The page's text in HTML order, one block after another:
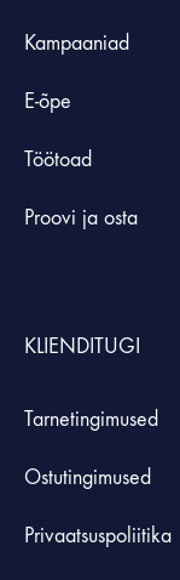
Kampaaniad
E-õpe
Töötoad
Proovi ja osta
KLIENDITUGI
Tarnetingimused
Ostutingimused
Privaatsuspoliitika